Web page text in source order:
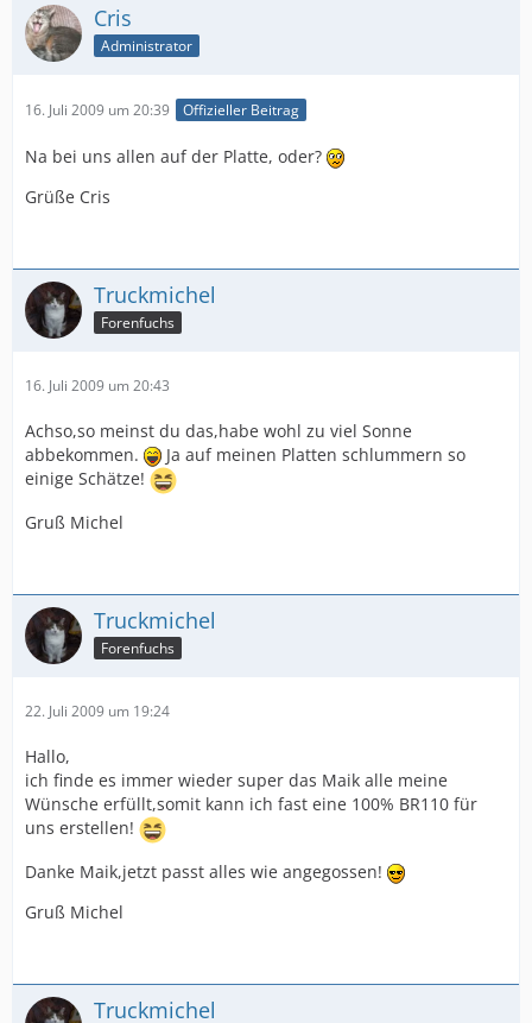
Cris
Administrator
16. Juli 2009 um 20:39 Offizieller Beitrag
Na bei uns allen auf der Platte, oder?
Grüße Cris
Truckmichel
Forenfuchs
16. Juli 2009 um 20:43
Achso,so meinst du das,habe wohl zu viel Sonne
abbekommen.
Ja auf meinen Platten schlummern so
einige Schätze!
Gruß Michel
Truckmichel
Forenfuchs
22. Juli 2009 um 19:24
Hallo,
ich finde es immer wieder super das Maik alle meine
Wünsche erfüllt,somit kann ich fast eine 100% BR110 für
uns erstellen!
Danke Maik,jetzt passt alles wie angegossen!
Gruß Michel
Truckmichel